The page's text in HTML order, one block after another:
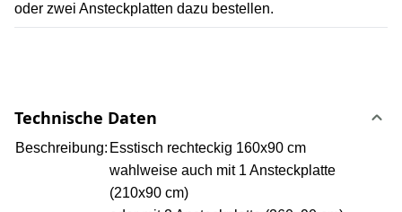
oder zwei Ansteckplatten dazu bestellen.
Technische Daten
Beschreibung: Esstisch rechteckig 160x90 cm
wahlweise auch mit 1 Ansteckplatte
(210x90 cm)